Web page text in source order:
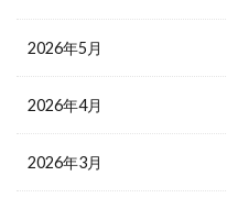
2026年5月
2026年4月
2026年3月